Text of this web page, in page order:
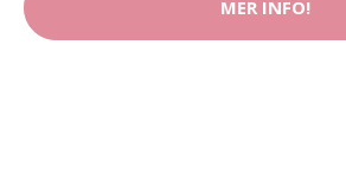
MER INFO!